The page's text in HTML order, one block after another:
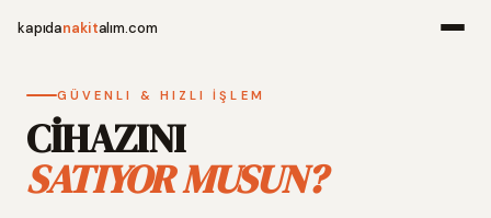
kapıdanakitalım.com
GÜVENLI & HIZLI İŞLEM
CİHAZINI
SATIYOR MUSUN?